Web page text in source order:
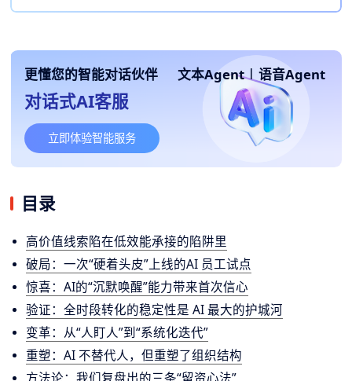
更懂您的智能对话伙伴 文本Agent | 语音Agent
对话式AI客服
立即体验智能服务
目录
高价值线索陷在低效能承接的陷阱里
破局：一次“硬着头皮”上线的AI 员工试点
惊喜：AI的“沉默唤醒”能力带来首次信心
验证：全时段转化的稳定性是 AI 最大的护城河
变革：从“人盯人”到“系统化迭代”
重塑：AI 不替代人，但重塑了组织结构